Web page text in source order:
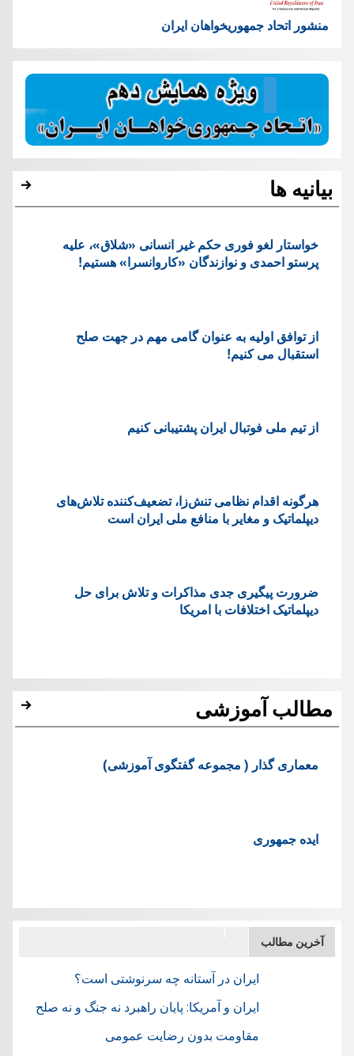
منشور اتحاد جمهوریخواهان ایران
بیانیه ها
خواستار لغو فوری حکم غیر انسانی «شلاق»، علیه
پرستو احمدی و نوازندگان «کاروانسرا» هستیم!
از توافق اولیه به عنوان گامی مهم در جهت صلح
استقبال می کنیم!
از تیم ملی فوتبال ایران پشتیبانی کنیم
هرگونه اقدام نظامی تنش‌زا، تضعیف‌کننده تلاش‌های
دیپلماتیک و مغایر با منافع ملی ایران است
ضرورت پیگیری جدی مذاکرات و تلاش برای حل
دیپلماتیک اختلافات با امریکا
مطالب آموزشی
معماری گذار ( مجموعه گفتگوی آموزشی)
ایده جمهوری
آخرین مطالب
ایران در آستانه چه سرنوشتی است؟
ایران و آمریکا: پایان راهبرد نه جنگ و نه صلح
مقاومت بدون رضایت عمومی